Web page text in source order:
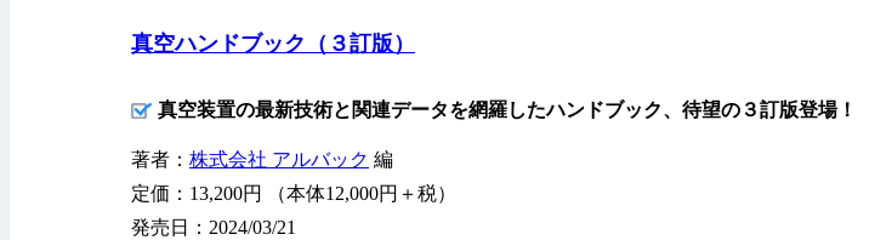
真空ハンドブック（３訂版）
真空装置の最新技術と関連データを網羅したハンドブック、待望の３訂版登場！
著者： 株式会社 アルバック 編
定価：13,200円 （本体12,000円＋税）
発売日：2024/03/21